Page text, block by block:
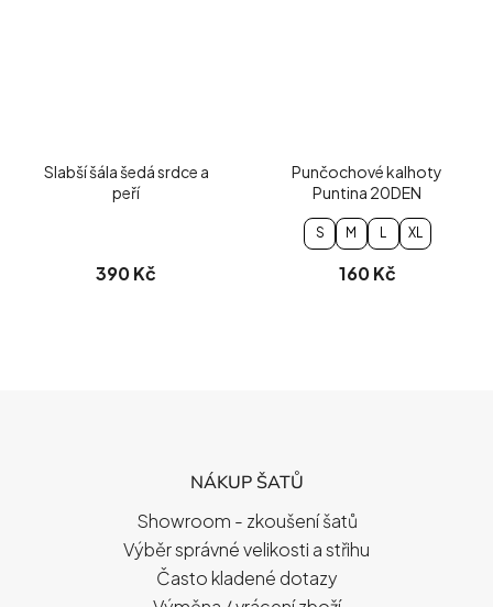
Slabší šála šedá srdce a
peří
390 Kč
Punčochové kalhoty
Puntina 20DEN
S M L XL
160 Kč
NÁKUP ŠATŮ
Showroom - zkoušení šatů
Výběr správné velikosti a střihu
Často kladené dotazy